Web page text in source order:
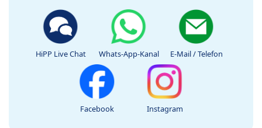
HiPP Live Chat Whats-App-Kanal E-Mail / Telefon
Facebook Instagram